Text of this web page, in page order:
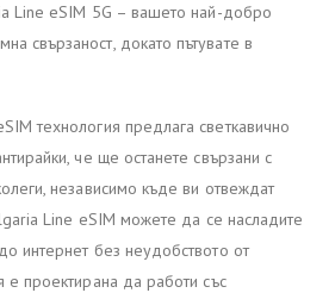
Line eSIM 5G – вашето най-добро
свързаност, докато пътувате в
технология предлага светкавично
че ще останете свързани с
независимо къде ви отвеждат
Line eSIM можете да се насладите
интернет без неудобството от
е проектирана да работи със